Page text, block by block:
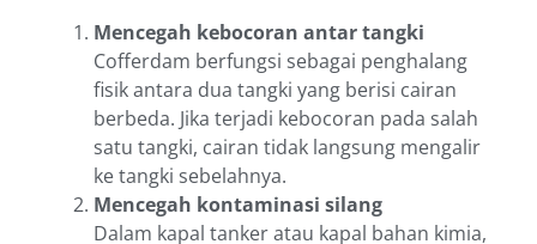
Mencegah kebocoran antar tangki
Cofferdam berfungsi sebagai penghalang
fisik antara dua tangki yang berisi cairan
berbeda. Jika terjadi kebocoran pada salah
satu tangki, cairan tidak langsung mengalir
ke tangki sebelahnya.
Mencegah kontaminasi silang
Dalam kapal tanker atau kapal bahan kimia,